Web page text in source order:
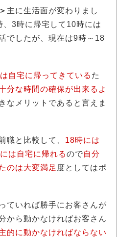
主に生活面が変わりまし
3時に帰宅して10時には
でしたが、現在は9時～18
自宅に帰ってきている た
分な時間の確保が出来るよ
なメリットであると言えま
職と比較して、 18時には
は自宅に帰れるので自分
のは大変満足 度としてはポ
ていれば勝手にお客さんが
から動かなければお客さん
的に動かなければならない